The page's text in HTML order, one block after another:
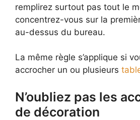
remplirez surtout pas tout le
concentrez-vous sur la
au-dessus du bureau.
La même règle s’applique si
accrocher un ou plusieurs
N’oubliez pas les
de décoration